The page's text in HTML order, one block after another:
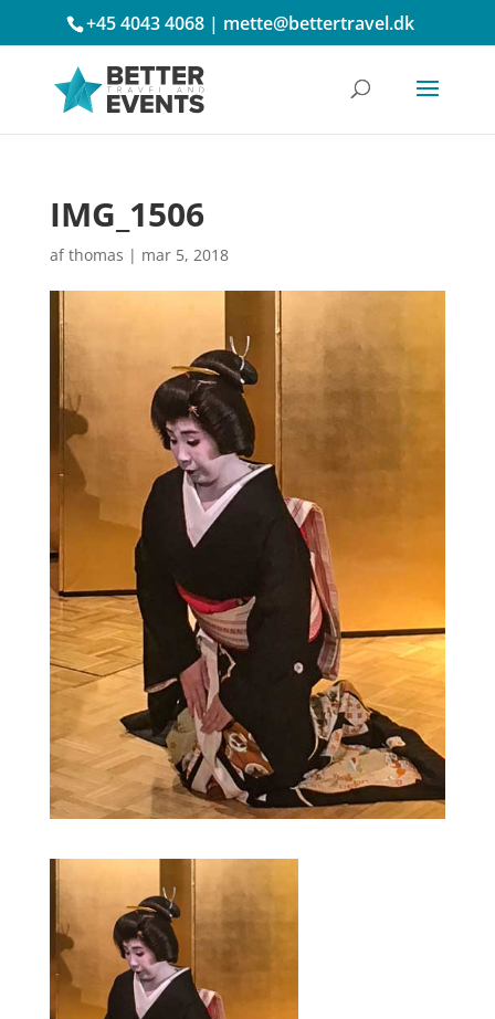
+45 4043 4068| mette@bettertravel.dk
IMG_1506
afthomas | mar 5, 2018